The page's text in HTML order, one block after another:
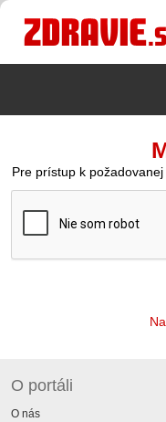
Pre prístup k
O portáli
O nás